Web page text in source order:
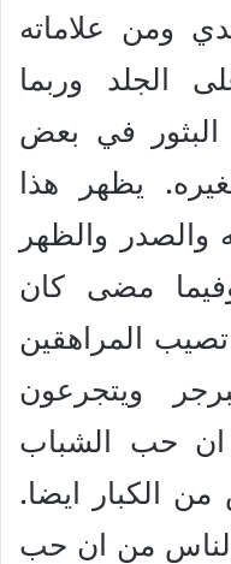
ومن علاماته
الجلد وربما
البثور في بعض
يظهر هذا
والظهر
مضى كان
تصيب المراهقين
ويتجرعون
ان حب الشباب
الكبار ايضا.
من ان حب